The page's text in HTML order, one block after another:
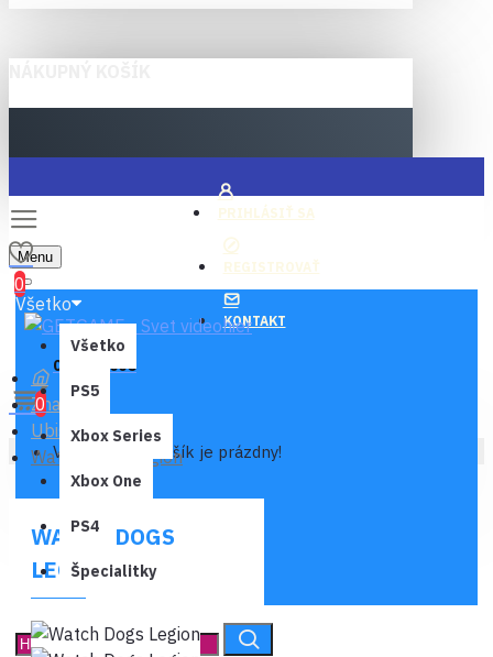
PRIHLÁSIŤ SA
REGISTROVAŤ
KONTAKT
Menu
0
0 ks - 0,00€
0
Váš nákupný košík je prázdny!
Všetko
Všetko
PS5
Xbox Series
Xbox One
PS4
Špecialitky
Značka
Ubisoft
Watch Dogs Legion
WATCH DOGS
LEGION